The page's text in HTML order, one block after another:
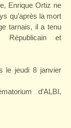
Enrique Ortiz ne
qu’après la mort
tarnais, il a tenu
Républicain et
le jeudi 8 janvier
d’ALBI,